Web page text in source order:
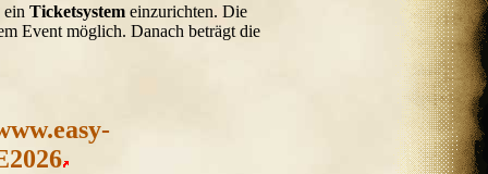
ein Ticketsystem einzurichten. Die
Event möglich. Danach beträgt die